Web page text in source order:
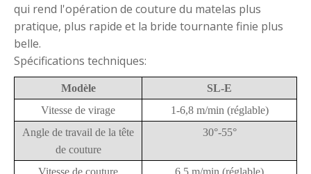
qui rend l'opération de couture du matelas plus
pratique, plus rapide et la bride tournante finie plus
belle.
Spécifications techniques:
Modèle
SL-E
Vitesse de virage
1-6,8 m/min (réglable)
Angle de travail de la tête
de couture
30°-55°
Vitesse de couture
6,5 m/min (réglable)